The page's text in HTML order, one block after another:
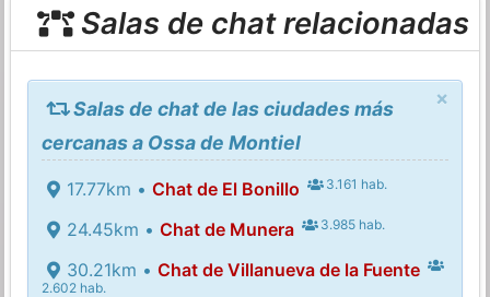
Salas de chat relacionadas
×
Salas de chat de las ciudades más
cercanas a Ossa de Montiel
17.77km • Chat de El Bonillo 3.161 hab.
24.45km • Chat de Munera 3.985 hab.
30.21km • Chat de Villanueva de la Fuente
2.602 hab.